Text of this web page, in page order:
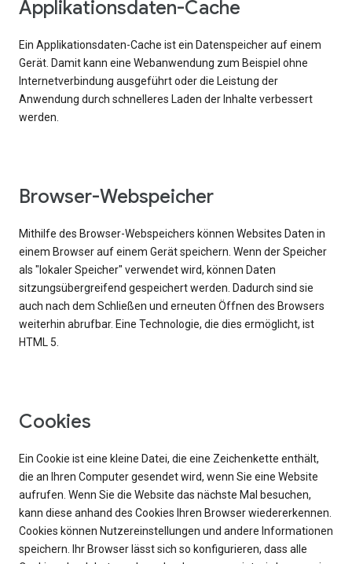
Applikationsdaten-Cache
Ein Applikationsdaten-Cache ist ein Datenspeicher auf einem
Gerät. Damit kann eine Webanwendung zum Beispiel ohne
Internetverbindung ausgeführt oder die Leistung der
Anwendung durch schnelleres Laden der Inhalte verbessert
werden.
Browser-Webspeicher
Mithilfe des Browser-Webspeichers können Websites Daten in
einem Browser auf einem Gerät speichern. Wenn der Speicher
als "lokaler Speicher" verwendet wird, können Daten
sitzungsübergreifend gespeichert werden. Dadurch sind sie
auch nach dem Schließen und erneuten Öffnen des Browsers
weiterhin abrufbar. Eine Technologie, die dies ermöglicht, ist
HTML 5.
Cookies
Ein Cookie ist eine kleine Datei, die eine Zeichenkette enthält,
die an Ihren Computer gesendet wird, wenn Sie eine Website
aufrufen. Wenn Sie die Website das nächste Mal besuchen,
kann diese anhand des Cookies Ihren Browser wiedererkennen.
Cookies können Nutzereinstellungen und andere Informationen
speichern. Ihr Browser lässt sich so konfigurieren, dass alle